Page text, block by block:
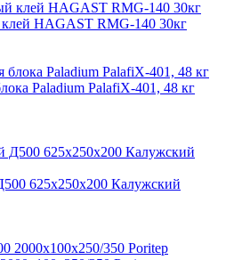
HAGAST RMG-140 30кг
Paladium PalafiХ-401, 48 кг
625х250х200 Калужский